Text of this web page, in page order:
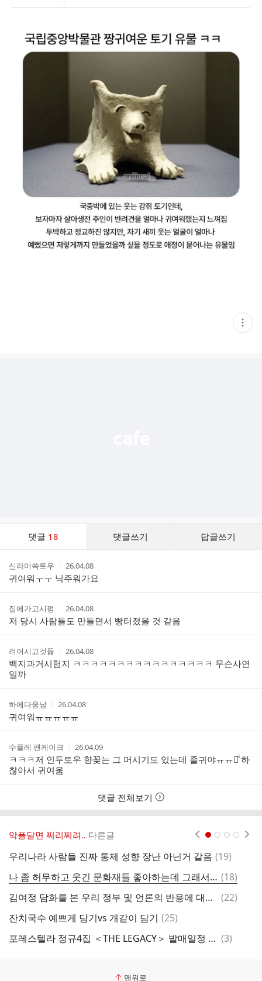
현
재
댓글 18 댓글쓰기 답글쓰기
스
작
성
자
신라머쓱토우
작
성
시
간
26.04.08
귀여워ㅜㅜ 닉주워가요
작
성
자
집에가고시펑
작
성
시
간
26.04.08
저 당시 사람들도 만들면서 빵터졌을 것 같음
작
성
자
려어시고것듫
작
성
시
26.04.08
백지과거시험지 ㅋㅋㅋㅋㅋㅋㅋㅋㅋㅋㅋㅋㅋㅋㅋㅋ 무슨사연
일까
작
성
자
하에다웅낭
작
시
간
26.04.08
귀여워ㅠㅠㅠㅠㅠ
작
성
자
수플레 팬케이크
작
성
시
26.04.09
ㅋㅋㅋ저 인두토우 향꽂는 그 머시기도 있는데 졸귀야ㅠㅠㅠ̑̈ 하
찮아서 귀여움
댓글 전체보기
악플달면 쩌리쩌려.. 다른글
우리나라 사람들 진짜 통제 성향 장난 아닌거 같음 댓
(19)
나 좀 허무하고 웃긴 문화재들 좋아하는데 그래서 조선후기 영조 시대에 생긴 산불조심 표지석 항상 속으로 가끔 붐업함.X 댓
글
(18)
김여정 담화를 본 우리 정부 및 언론의 반응에 대한 북한 반응(new)
댓
(22)
잔치국수 예쁘게 담기vs 개같이 담기 댓
(25)
포레스텔라 정규4집 ＜THE LEGACY＞ 발매일정 연기안내 댓
(3)
맨위로